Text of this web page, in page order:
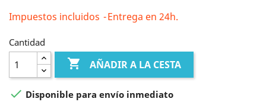
Impuestos incluidos Entrega en 24h.
Cantidad
 AÑADIR A LA CESTA
 Disponible para envío inmediato